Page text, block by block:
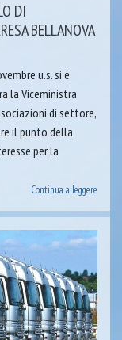
DI
BELLANOVA
u.s. si è
la Viceministra
di settore,
il punto della
per la
Continua a leggere